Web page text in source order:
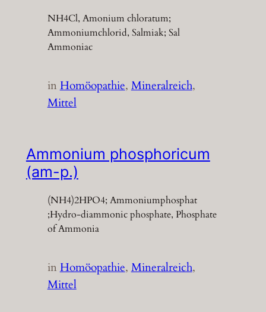
NH4Cl, Amonium chloratum;
Ammoniumchlorid, Salmiak; Sal
Ammoniac
inHomöopathie, Mineralreich
Mittel
Ammonium phosphoricum
(am-p.)
(NH4)2HPO4; Ammoniumphosphat
;Hydro-diammonic phosphate, Phosphate
of Ammonia
inHomöopathie, Mineralreich
Mittel